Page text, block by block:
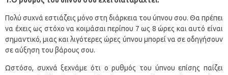
Πολύ συχνά εστιάζεις μόνο στη διάρκεια του ύπνου σου. Θα πρέπει
να έχεις ως στόχο να κοιμάσαι περίπου 7 ως 8 ώρες και αυτό είναι
σημαντικό, μιας και λιγότερες ώρες ύπνου μπορεί να σε οδηγήσουν
σε αύξηση του βάρους σου.
Ωστόσο, συχνά ξεχνάμε ότι ο ρυθμός του ύπνου επίσης παίζει